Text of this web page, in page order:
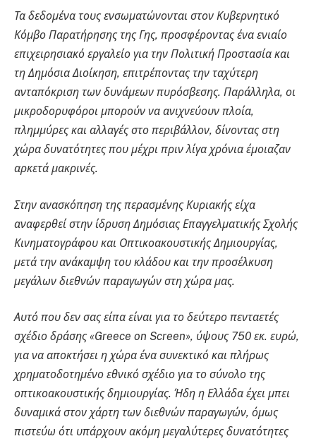
Τα δεδομένα τους ενσωματώνονται στον Κυβερνητικό
Κόμβο Παρατήρησης της Γης, προσφέροντας ένα ενιαίο
επιχειρησιακό εργαλείο για την Πολιτική Προστασία και
τη Δημόσια Διοίκηση, επιτρέποντας την ταχύτερη
ανταπόκριση των δυνάμεων πυρόσβεσης. Παράλληλα, οι
μικροδορυφόροι μπορούν να ανιχνεύουν πλοία,
πλημμύρες και αλλαγές στο περιβάλλον, δίνοντας στη
χώρα δυνατότητες που μέχρι πριν λίγα χρόνια έμοιαζαν
αρκετά μακρινές.
Στην ανασκόπηση της περασμένης Κυριακής είχα
αναφερθεί στην ίδρυση Δημόσιας Επαγγελματικής Σχολής
Κινηματογράφου και Οπτικοακουστικής Δημιουργίας,
μετά την ανάκαμψη του κλάδου και την προσέλκυση
μεγάλων διεθνών παραγωγών στη χώρα μας.
Αυτό που δεν σας είπα είναι για το δεύτερο πενταετές
σχέδιο δράσης «Greece on Screen», ύψους 750 εκ. ευρώ,
για να αποκτήσει η χώρα ένα συνεκτικό και πλήρως
χρηματοδοτημένο εθνικό σχέδιο για το σύνολο της
οπτικοακουστικής δημιουργίας. Ήδη η Ελλάδα έχει μπει
δυναμικά στον χάρτη των διεθνών παραγωγών, όμως
πιστεύω ότι υπάρχουν ακόμη μεγαλύτερες δυνατότητες